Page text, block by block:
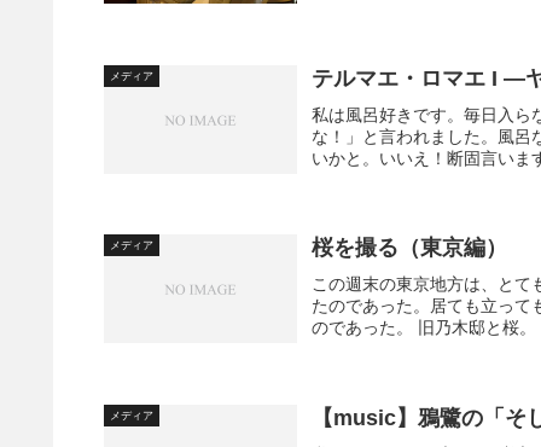
メディア テルマエ・ロマエ I ―
私は風呂好きです。毎日入ら
な！」と言われました。風呂
いかと。いいえ！断固言いま
メディア 桜を撮る（東京編）
この週末の東京地方は、とて
たのであった。居ても立って
のであった。 旧乃木邸と桜。
メディア 【music】鴉鷺の「そ